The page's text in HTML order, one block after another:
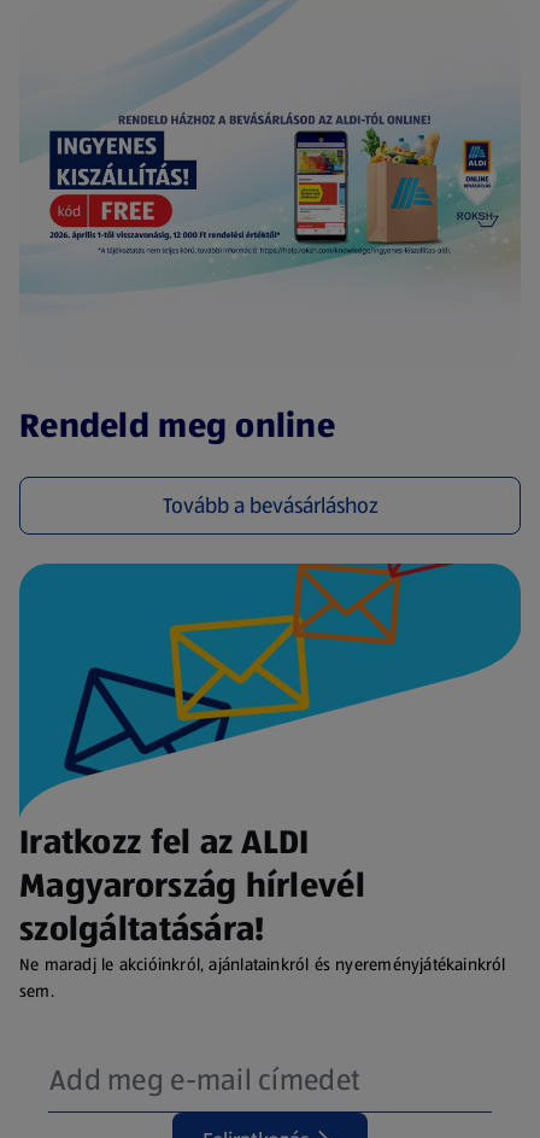
Rendeld meg online
Tovább a bevásárláshoz
(új oldalon nyílik meg)
Iratkozz fel az ALDI
Magyarország hírlevél
szolgáltatására!
Ne maradj le akcióinkról, ajánlatainkról és nyereményjátékainkról
sem.